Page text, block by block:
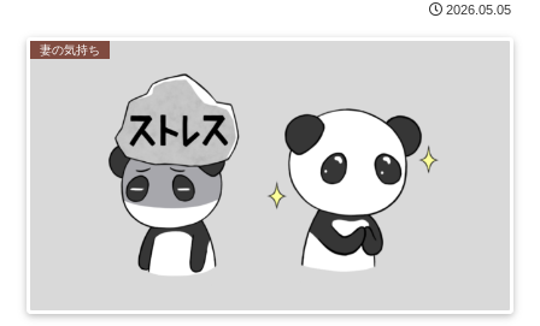
2026.05.05
妻の気持ち